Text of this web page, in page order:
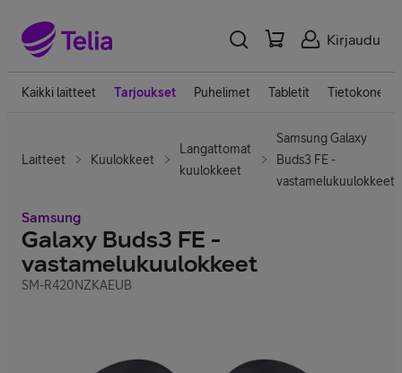
Kirjaudu
Kaikki laitteet Tarjoukset Puhelimet Tabletit Tietokoneet
Laitteet Kuulokkeet
Langattomat
kuulokkeet
Samsung Galaxy
Buds3 FE -
vastamelukuulokkeet
Samsung
Galaxy Buds3 FE -
vastamelukuulokkeet
SM-R420NZKAEUB